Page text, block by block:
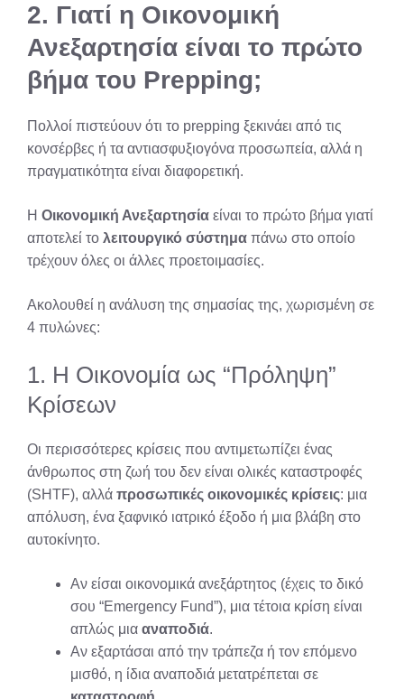
2. Γιατί η Οικονομική
Ανεξαρτησία είναι το πρώτο
βήμα του Prepping;
Πολλοί πιστεύουν ότι το prepping ξεκινάει από τις
κονσέρβες ή τα αντιασφυξιογόνα προσωπεία, αλλά η
πραγματικότητα είναι διαφορετική.
Η Οικονομική Ανεξαρτησία είναι το πρώτο βήμα γιατί
αποτελεί το λειτουργικό σύστημα πάνω στο οποίο
τρέχουν όλες οι άλλες προετοιμασίες.
Ακολουθεί η ανάλυση της σημασίας της, χωρισμένη σε
4 πυλώνες:
1. Η Οικονομία ως “Πρόληψη”
Κρίσεων
Οι περισσότερες κρίσεις που αντιμετωπίζει ένας
άνθρωπος στη ζωή του δεν είναι ολικές καταστροφές
(SHTF), αλλά προσωπικές οικονομικές κρίσεις: μια
απόλυση, ένα ξαφνικό ιατρικό έξοδο ή μια βλάβη στο
αυτοκίνητο.
Αν είσαι οικονομικά ανεξάρτητος (έχεις το δικό
σου “Emergency Fund”), μια τέτοια κρίση είναι
απλώς μια αναποδιά.
Αν εξαρτάσαι από την τράπεζα ή τον επόμενο
μισθό, η ίδια αναποδιά μετατρέπεται σε